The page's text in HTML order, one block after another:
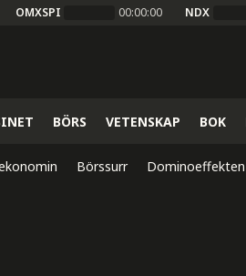
OMXSPI 00:00:00 NDX
BÖRS VETENSKAP BOK
Börssurr Dominoeffekten